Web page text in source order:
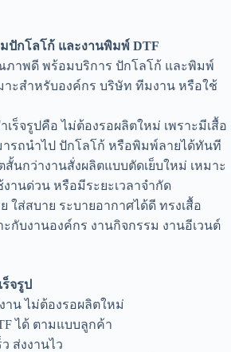
มปักโลโก้ และงานพิมพ์ DTF
ภาพดี พร้อมบริการ ปักโลโก้ และพิมพ์
มาะสำหรับองค์กร บริษัท ทีมงาน หรือใช้
เร็จรูปคือ ไม่ต้องรอผลิตใหม่ เพราะมีเสื้อ
รถนำไป ปักโลโก้ หรือพิมพ์ลายได้ทันที
สั้นกว่างานสั่งผลิตแบบตัดเย็บใหม่ เหมาะ
านด่วน หรือมีระยะเวลาจำกัด
ใส่สบาย ระบายอากาศได้ดี ทรงเสื้อ
กับงานองค์กร งานกิจกรรม งานอีเวนต์
จรูป
าน ไม่ต้องรอผลิตใหม่
ได้ ตามแบบลูกค้า
ส่งงานไว